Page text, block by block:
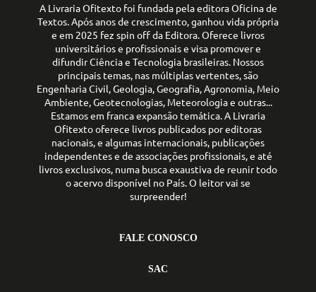
A Livraria Ofitexto foi fundada pela editora Oficina de
Textos. Após anos de crescimento, ganhou vida própria
e em 2025 fez spin off da Editora. Oferece livros
universitários e profissionais e visa promover e
difundir Ciência e Tecnologia brasileiras. Nossos
principais temas, nas múltiplas vertentes, são
Engenharia Civil, Geologia, Geografia, Agronomia, Meio
Ambiente, Geotecnologias, Meteorologia e outras...
Estamos em franca expansão temática. A Livraria
Ofitexto oferece livros publicados por editoras
nacionais, e algumas internacionais, publicações
independentes e de associações profissionais, e até
livros exclusivos, numa busca exaustiva de reunir todo
o acervo disponível no País. O leitor vai se
surpreender!
FALE CONOSCO
SAC